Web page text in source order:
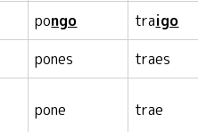
pongo traigo
pones
traes
pone trae